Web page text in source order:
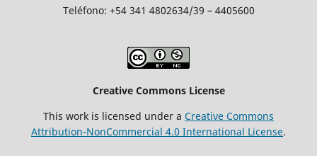
Teléfono: +54 341 4802634/39 – 4405600
Creative Commons License
This work is licensed under a Creative Commons
Attribution-NonCommercial 4.0 International License.